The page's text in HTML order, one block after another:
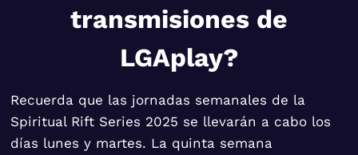
transmisiones de
LGAplay?
Recuerda que las jornadas semanales de la
Spiritual Rift Series 2025 se llevarán a cabo los
días lunes y martes. La quinta semana